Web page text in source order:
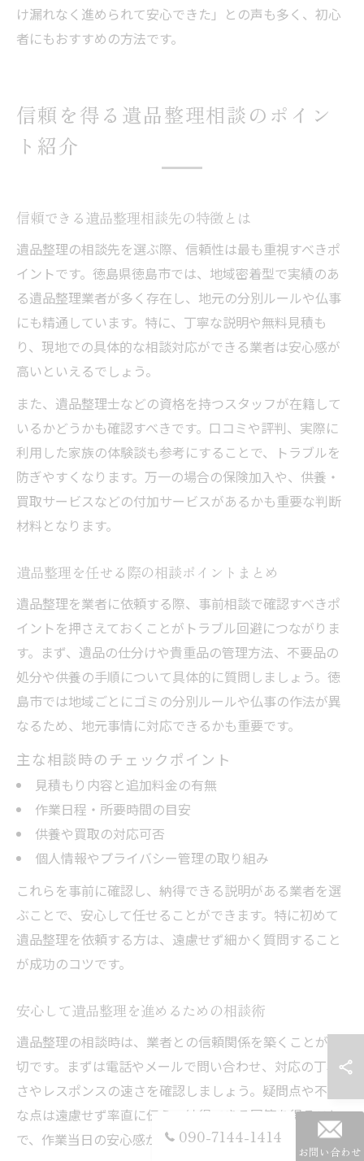
け漏れなく進められて安心できた」との声も多く、初心
者にもおすすめの方法です。
信頼を得る遺品整理相談のポイン
ト紹介
信頼できる遺品整理相談先の特徴とは
遺品整理の相談先を選ぶ際、信頼性は最も重視すべきポ
イントです。徳島県徳島市では、地域密着型で実績のあ
る遺品整理業者が多く存在し、地元の分別ルールや仏事
にも精通しています。特に、丁寧な説明や無料見積も
り、現地での具体的な相談対応ができる業者は安心感が
高いといえるでしょう。
また、遺品整理士などの資格を持つスタッフが在籍して
いるかどうかも確認すべきです。口コミや評判、実際に
利用した家族の体験談も参考にすることで、トラブルを
防ぎやすくなります。万一の場合の保険加入や、供養・
買取サービスなどの付加サービスがあるかも重要な判断
材料となります。
遺品整理を任せる際の相談ポイントまとめ
遺品整理を業者に依頼する際、事前相談で確認すべきポ
イントを押さえておくことがトラブル回避につながりま
す。まず、遺品の仕分けや貴重品の管理方法、不要品の
処分や供養の手順について具体的に質問しましょう。徳
島市では地域ごとにゴミの分別ルールや仏事の作法が異
なるため、地元事情に対応できるかも重要です。
主な相談時のチェックポイント
見積もり内容と追加料金の有無
作業日程・所要時間の目安
供養や買取の対応可否
個人情報やプライバシー管理の取り組み
これらを事前に確認し、納得できる説明がある業者を選
ぶことで、安心して任せることができます。特に初めて
遺品整理を依頼する方は、遠慮せず細かく質問すること
が成功のコツです。
安心して遺品整理を進めるための相談術
遺品整理の相談時は、業者との信頼関係を築くことが大
切です。まずは電話やメールで問い合わせ、対応の丁寧
さやレスポンスの速さを確認しましょう。疑問点や不安
な点は遠慮せず率直に伝え、納得できる回答を得ること
で、作業当日の安心感が増します。090-7144-1414
お問い合わせ